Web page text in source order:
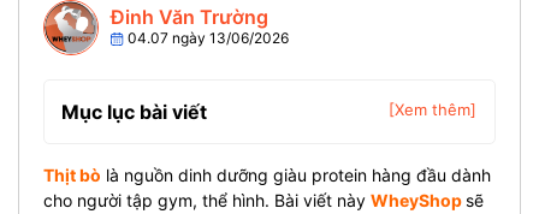
Đinh Văn Trường
04.07 ngày 13/06/2026
Mục lục bài viết [Xem thêm]
Thịt bò là nguồn dinh dưỡng giàu protein hàng đầu dành
cho người tập gym, thể hình. Bài viết này WheyShopsẽ